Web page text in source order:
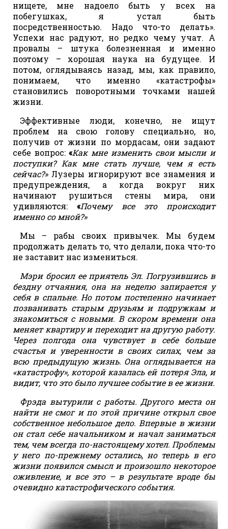
нищете, мне надоело быть у всех на
побегушках, я устал быть
посредственностью. Надо что-то делать».
Успехи нас радуют, но редко чему учат. А
провалы – штука болезненная и именно
поэтому – хорошая наука на будущее. И
потом, оглядываясь назад, мы, как правило,
понимаем, что именно «катастрофы»
становились поворотными точками нашей
жизни.
Эффективные люди, конечно, не ищут
проблем на свою голову специально, но,
получив от жизни по мордасам, они задают
себе вопрос:«Как мне изменить свои мысли и
поступки? Как мне стать лучше, чем я есть
сейчас?»Лузеры игнорируют все знамения и
предупреждения, а когда вокруг них
начинают рушиться стены мира, они
удивляются:«Почему все это происходит
именно со мной?»
Мы – рабы своих привычек. Мы будем
продолжать делать то, что делали, пока что-то
не заставит нас измениться.
Мэри бросил ее приятель Эл. Погрузившись в
бездну отчаяния, она на неделю запирается у
себя в спальне. Но потом постепенно начинает
позванивать старым друзьям и подружкам и
знакомиться с новыми. В скором времени она
меняет квартиру и переходит на другую работу.
Через полгода она чувствует в себе больше
счастья и уверенности в своих силах, чем за
всю предыдущую жизнь. Она оглядывается на
«катастрофу», которой казалась ей потеря Эла, и
видит, что это было лучшее событие в ее жизни.
Фрэда вытурили с работы. Другого места он
найти не смог и по этой причине открыл свое
собственное небольшое дело. Впервые в жизни
он стал себе начальником и начал заниматься
тем, чем всегда по-настоящему хотел. Проблемы
у него по-прежнему остались, но теперь в его
жизни появился смысл и произошло некоторое
оживление, и все это – в результате вроде бы
очевидно катастрофического события.